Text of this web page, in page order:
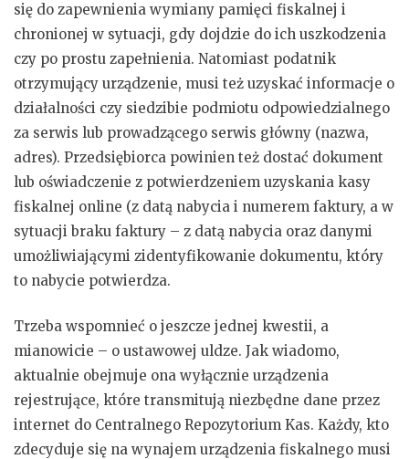
się do zapewnienia wymiany pamięci fiskalnej i
chronionej w sytuacji, gdy dojdzie do ich uszkodzenia
czy po prostu zapełnienia. Natomiast podatnik
otrzymujący urządzenie, musi też uzyskać informacje o
działalności czy siedzibie podmiotu odpowiedzialnego
za serwis lub prowadzącego serwis główny (nazwa,
adres). Przedsiębiorca powinien też dostać dokument
lub oświadczenie z potwierdzeniem uzyskania kasy
fiskalnej online (z datą nabycia i numerem faktury, a w
sytuacji braku faktury – z datą nabycia oraz danymi
umożliwiającymi zidentyfikowanie dokumentu, który
to nabycie potwierdza.
Trzeba wspomnieć o jeszcze jednej kwestii, a
mianowicie – o ustawowej uldze. Jak wiadomo,
aktualnie obejmuje ona wyłącznie urządzenia
rejestrujące, które transmitują niezbędne dane przez
internet do Centralnego Repozytorium Kas. Każdy, kto
zdecyduje się na wynajem urządzenia fiskalnego musi